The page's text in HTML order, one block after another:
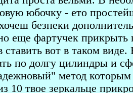
юбочку - ето
безпеки
еще фартучек
ставить вот в таком
по долгу цилиндры и
метод которым
10 твое зеркальце